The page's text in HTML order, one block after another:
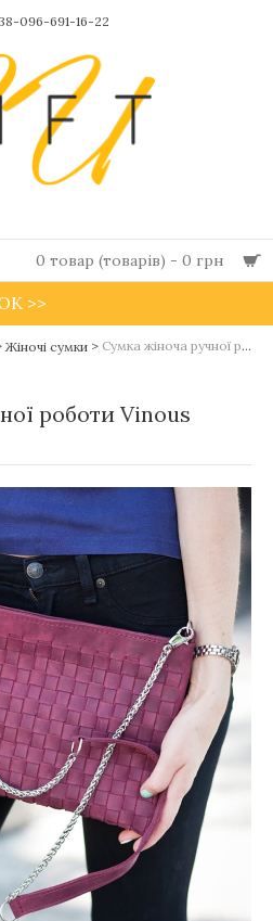
096-691-16-22
0 товар (товарів) - 0 грн
>>
Жіночі сумки > Сумка жіноча ручної роботи Vinous Leather
роботи Vinous